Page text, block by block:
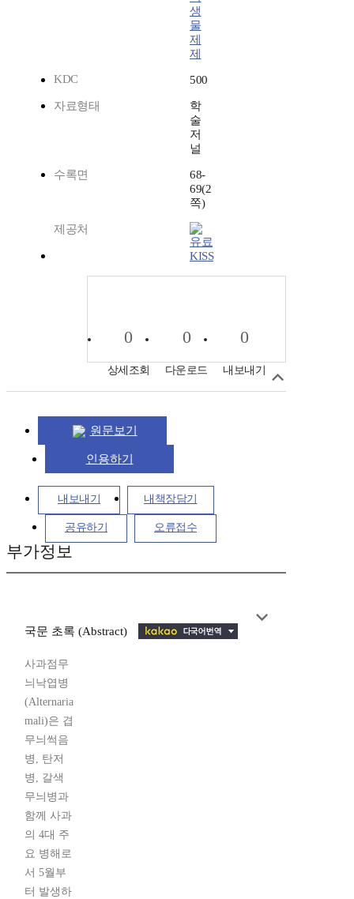
생
물
제
제
KDC
500
자료형태
학
술
저
널
수록면
68-
69(2
쪽)
제공처
KISS
0
상세조회
0
다운로드
0
내보내기
원문보기
인용하기
내보내기 내책장담기
공유하기 오류접수
부가정보
국문 초록 (Abstract)
사과점무
늬낙엽병
(Alternaria
mali)은 겹
무늬썩음
병, 탄저
병, 갈색
무늬병과
함께 사과
의 4대 주
요 병해로
서 5월부
터 발생하